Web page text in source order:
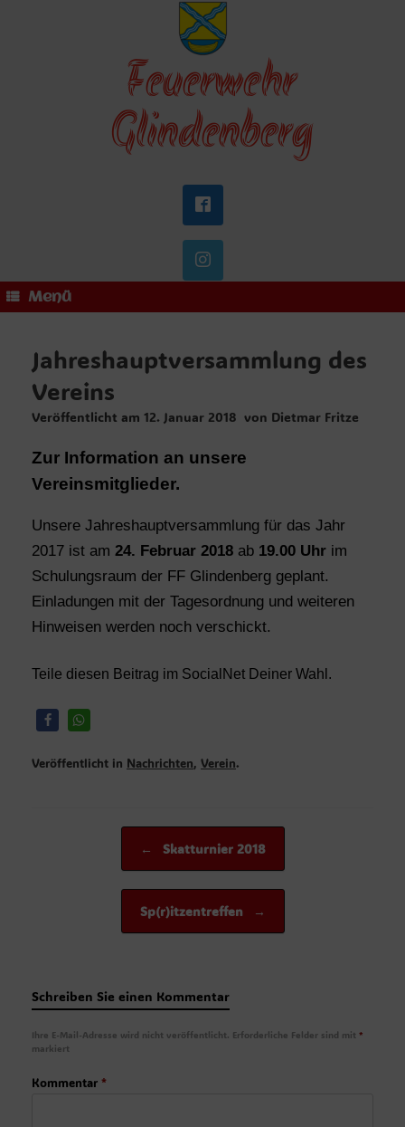
Feuerwehr
Glindenberg
Menü
Jahreshauptversammlung des
Vereins
Veröffentlicht am 12. Januar 2018 von Dietmar Fritze
Zur Information an unsere
Vereinsmitglieder.
Unsere Jahreshauptversammlung für das Jahr
2017 ist am 24. Februar 2018 ab 19.00 Uhr im
Schulungsraum der FF Glindenberg geplant.
Einladungen mit der Tagesordnung und weiteren
Hinweisen werden noch verschickt.
Teile diesen Beitrag im SocialNet Deiner Wahl.
Veröffentlicht in Nachrichten, Verein.
← Skatturnier 2018
Sp(r)itzentreffen →
Schreiben Sie einen Kommentar
Ihre E-Mail-Adresse wird nicht veröffentlicht. Erforderliche Felder sind mit *
markiert
Kommentar *